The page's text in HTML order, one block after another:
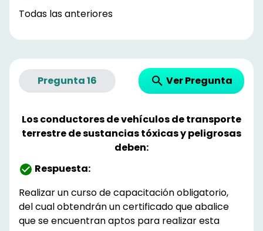
Todas las anteriores
Pregunta16 Ver Pregunta
Los conductores de vehículos de transporte
terrestre de sustancias tóxicas y peligrosas
deben:
Respuesta:
Realizar un curso de capacitación obligatorio,
del cual obtendrán un certificado que abalice
que se encuentran aptos para realizar esta